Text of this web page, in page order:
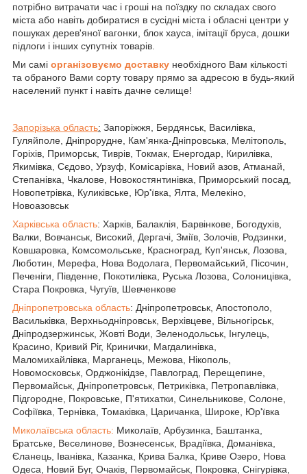
потрібно витрачати час і гроші на поїздку по складах свого
міста або навіть добиратися в сусідні міста і обласні центри у
пошуках дерев'яної вагонки, блок хауса, імітації бруса, дошки
підлоги і інших супутніх товарів.
Ми самі організовуємо доставку необхідного Вам кількості
та обраного Вами сорту товару прямо за адресою в будь-який
населений пункт і навіть дачне селище!
Запорізька область: Запоріжжя, Бердянськ, Василівка,
Гуляйполе, Дніпрорудне, Кам'янка-Дніпровська, Мелітополь,
Горіхів, Приморськ, Тиврів, Токмак, Енергодар, Кирилівка,
Якимівка, Сєдово, Урзуф, Комісарівка, Новий азов, Атманай,
Степанівка, Чкалове, Новокостянтинівка, Приморський посад,
Новопетрівка, Куликівське, Юр'ївка, Ялта, Мелекіно,
Новоазовськ
Харківська область: Харків, Балаклія, Барвінкове, Богодухів,
Валки, Вовчанськ, Високий, Дергачі, Зміїв, Золочів, Родзинки,
Ковшаровка, Комсомольське, Красноград, Куп'янськ, Лозова,
Люботин, Мерефа, Нова Водолага, Первомайський, Пісочин,
Печеніги, Південне, Покотилівка, Руська Лозова, Солоницівка,
Стара Покровка, Чугуїв, Шевченкове
Дніпропетровська область: Дніпропетровськ, Апостополо,
Васильківка, Верхньодніпровськ, Верхівцеве, Вільногірськ,
Дніпродзержинськ, Жовті Води, Зеленодольськ, Інгулець,
Красино, Кривий Ріг, Кринички, Магдалинівка,
Маломихайлівка, Марганець, Межова, Нікополь,
Новомосковськ, Орджонікідзе, Павлоград, Перещепине,
Первомайськ, Дніпропетровськ, Петриківка, Петропавлівка,
Підгородне, Покровське, П'ятихатки, Синельникове, Солоне,
Софіївка, Тернівка, Томаківка, Царичанка, Широке, Юр'ївка
Миколаївська область: Миколаїв, Арбузинка, Баштанка,
Братське, Веселинове, Вознесенськ, Врадіївка, Доманівка,
Єланець, Іванівка, Казанка, Крива Балка, Криве Озеро, Нова
Одеса, Новий Буг, Очаків, Первомайськ, Покровка, Снігурівка,